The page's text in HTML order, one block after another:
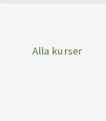
Alla kurser